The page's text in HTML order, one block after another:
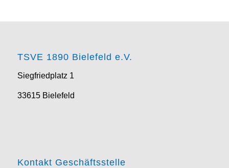
TSVE 1890 Bielefeld e.V.
Siegfriedplatz 1
33615 Bielefeld
Kontakt Geschäftsstelle